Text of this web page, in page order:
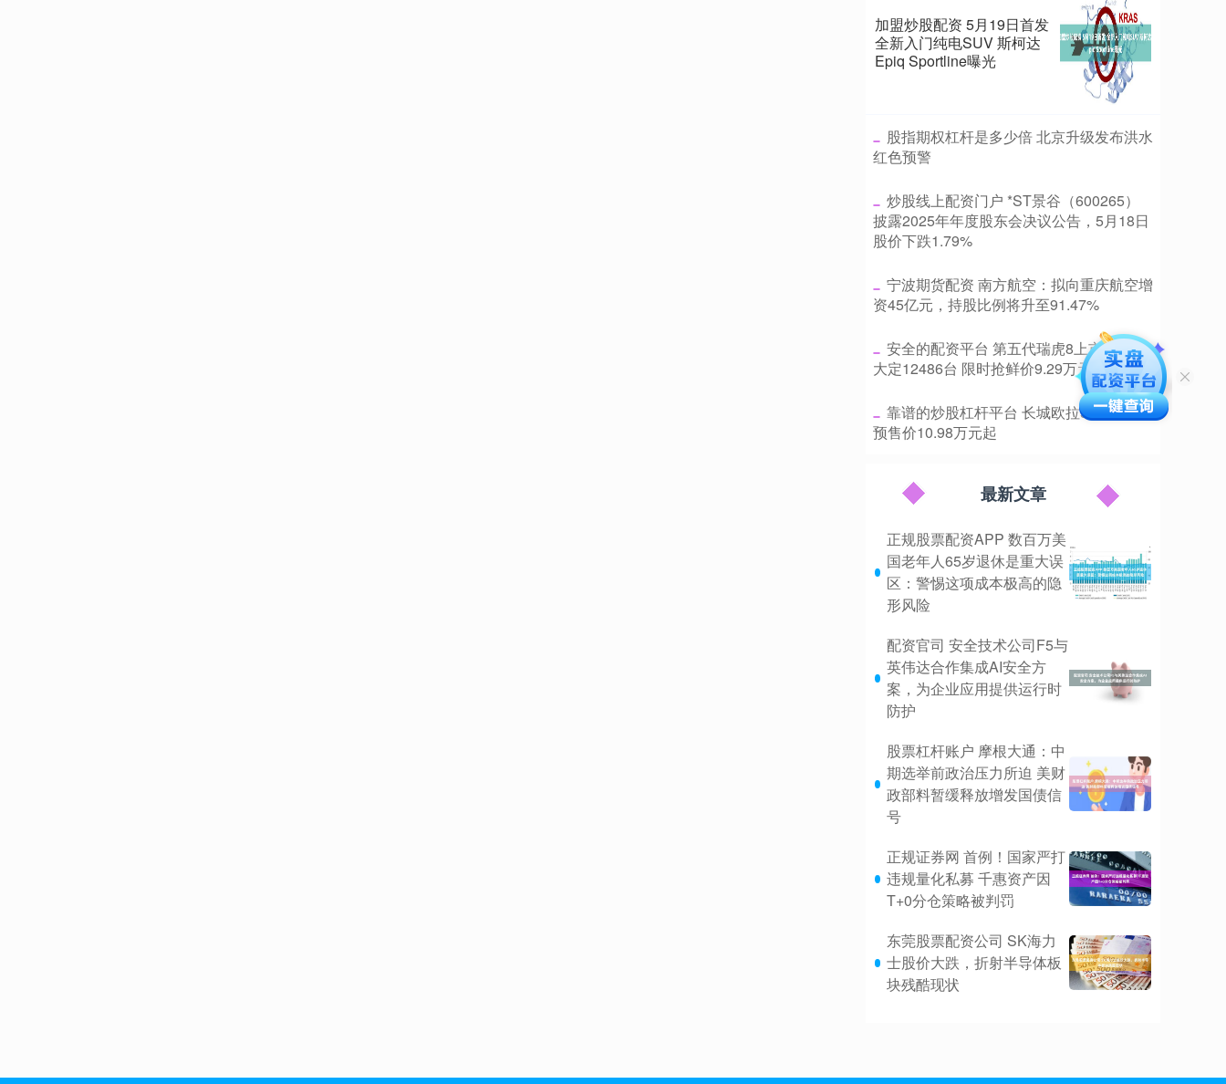
加盟炒股配资 5月19日首发
全新入门纯电SUV 斯柯达
Epiq Sportline曝光
​股指期权杠杆是多少倍 北京升级发布洪水
红色预警
​炒股线上配资门户 *ST景谷（600265）
披露2025年年度股东会决议公告，5月18日
股价下跌1.79%
​宁波期货配资 南方航空：拟向重庆航空增
资45亿元，持股比例将升至91.47%
​安全的配资平台 第五代瑞虎8上市24小时
大定12486台 限时抢鲜价9.29万元起
​靠谱的炒股杠杆平台 长城欧拉5开启预售
预售价10.98万元起
最新文章
正规股票配资APP 数百万美
国老年人65岁退休是重大误
区：警惕这项成本极高的隐
形风险
配资官司 安全技术公司F5与
英伟达合作集成AI安全方
案，为企业应用提供运行时
防护
股票杠杆账户 摩根大通：中
期选举前政治压力所迫 美财
政部料暂缓释放增发国债信
号
正规证券网 首例！国家严打
违规量化私募 千惠资产因
T+0分仓策略被判罚
东莞股票配资公司 SK海力
士股价大跌，折射半导体板
块残酷现状